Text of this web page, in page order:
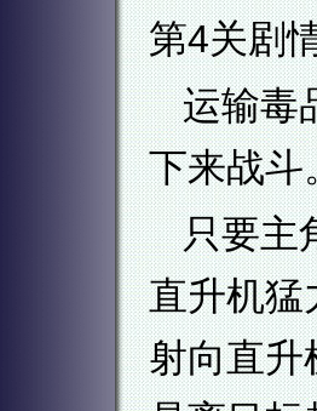
第4关剧
运输毒
下来战斗
只要主
直升机猛
射向直升